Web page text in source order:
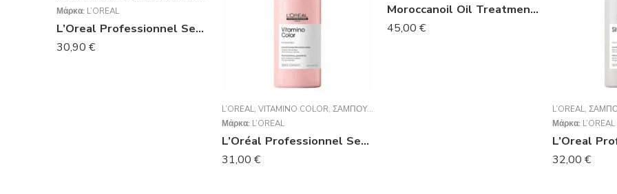
Μάρκα: L’ORÉAL
L’Oreal Professionnel Serie Expert Absolut Repair Shampoo Για Ταλαιπωρημένα Μαλλιά 1500ml
30,90 €
L’ORÉAL, VITAMINO COLOR, ΣΑΜΠΟΥΆΝ
Μάρκα: L’ORÉAL
L’Oréal Professionnel Serie Expert Vitamino Color Shampoo 1500ml
31,00 €
Moroccanoil Oil Treatment (για όλους τους τύπους μαλλιών) 100ml
45,00 €
L’ORÉAL,
Μάρκα: L’ORÉAL
32,00 €